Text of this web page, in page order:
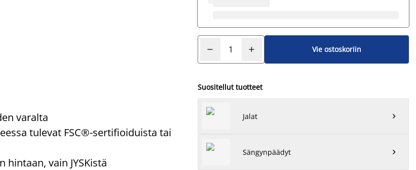
varalta
tulevat FSC®-sertifioiduista tai
vain JYSKistä
Vie ostoskoriin
Suositellut tuotteet
Jalat 
Sängynpäädyt 